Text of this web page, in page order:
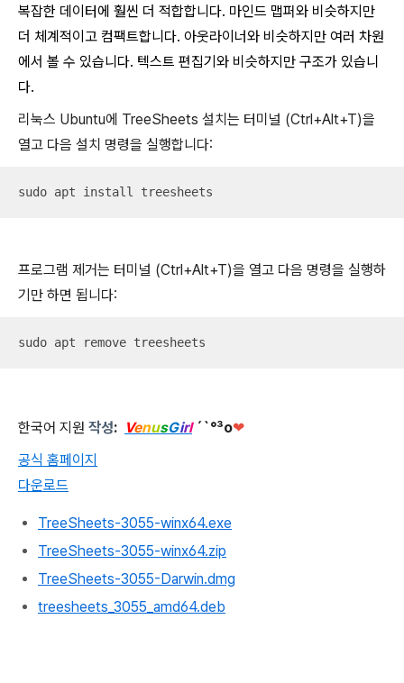
복잡한 데이터에 훨씬 더 적합합니다. 마인드 맵퍼와 비슷하지만
더 체계적이고 컴팩트합니다. 아웃라이너와 비슷하지만 여러 차원
에서 볼 수 있습니다. 텍스트 편집기와 비슷하지만 구조가 있습니
다.
리눅스 Ubuntu에 TreeSheets 설치는 터미널 (Ctrl+Alt+T)을
열고 다음 설치 명령을 실행합니다:
sudo apt install treesheets
프로그램 제거는 터미널 (Ctrl+Alt+T)을 열고 다음 명령을 실행하
기만 하면 됩니다:
sudo apt remove treesheets
한국어 지원 작성: VenusGirl ´`°³о❤
공식 홈페이지
다운로드
TreeSheets-3055-winx64.exe
TreeSheets-3055-winx64.zip
TreeSheets-3055-Darwin.dmg
treesheets_3055_amd64.deb